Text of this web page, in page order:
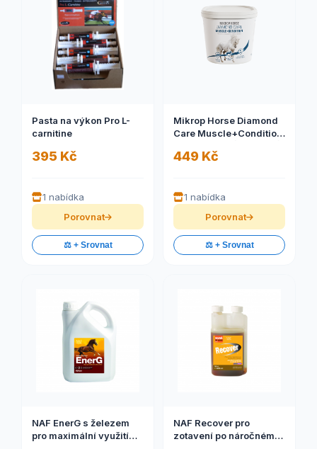
Pasta na výkon Pro L-
carnitine
395 Kč
1 nabídka
Porovnat
⚖️ + Srovnat
Mikrop Horse Diamond
Care Muscle+Condition
LINIE A VÝŽIVNÁ
449 Kč
1 nabídka
Porovnat
⚖️ + Srovnat
NAF EnerG s železem
pro maximální využití
NAF Recover pro
zotavení po náročném